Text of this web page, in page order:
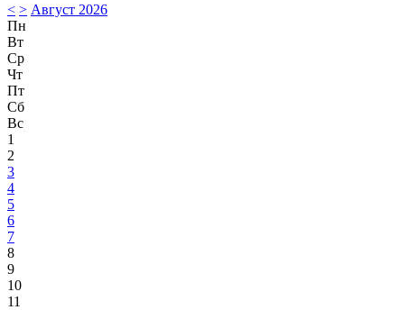
< > Август 2026
Пн
Вт
Ср
Чт
Пт
Сб
Вс
1
2
3
4
5
6
7
8
9
10
11